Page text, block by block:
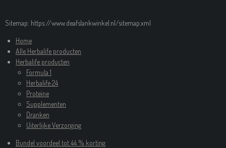
Sitemap: https://www.deafslankwinkel.nl/sitemap.xml
Home
Alle Herbalife producten
Herbalife producten
Formula 1
Herbalife 24
Proteïne
Supplementen
Dranken
Uiterlijke Verzorging
Bundel voordeel tot 44 % korting